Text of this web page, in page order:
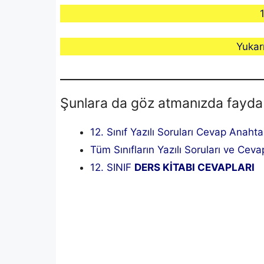
Şunlara da göz atmanızda
12. Sınıf Yazılı Soruları Cevap
Tüm Sınıfların Yazılı Soruları ve
12. SINIF DERS KİTABI CEVAPLARI